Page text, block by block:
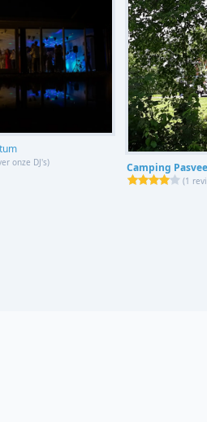
onze DJ's) Camping
(1